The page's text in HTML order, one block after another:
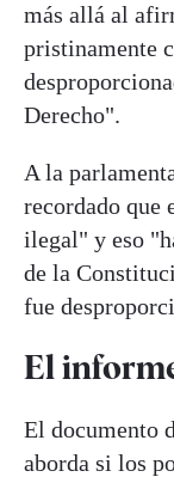
más allá al
pristinamente
Derecho".
A la
recordado que
ilegal" y eso
de la
fue
El
El documento
aborda si los